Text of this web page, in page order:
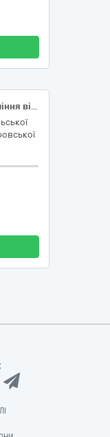
Розроблення місцевого плану управління відходами Саксаганської тереторіалної громади Кам’янського району Дніпропетровської області (ДК 021:2015: 90710000-7 Екологічний менеджмент)